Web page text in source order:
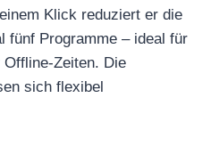
Klick reduziert er die
fünf Programme – ideal für
Zeiten. Die
sich flexibel